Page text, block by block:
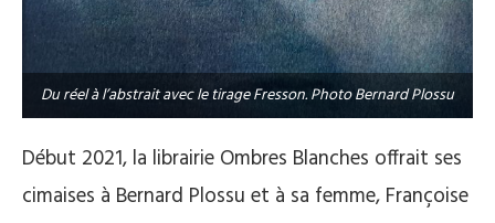
Du réel à l’abstrait avec le tirage Fresson. Photo Bernard Plossu
Début 2021, la librairie Ombres Blanches offrait ses
cimaises à Bernard Plossu et à sa femme, Françoise